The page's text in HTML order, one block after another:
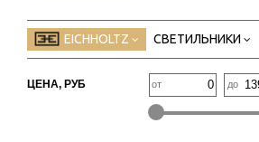
EICHHOLTZ СВЕТИЛЬНИКИ
ЦЕНА, РУБ от до